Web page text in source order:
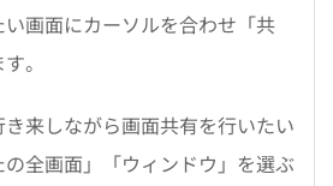
画面にカーソルを合わせ「共
。
来しながら画面共有を行いたい
全画面」「ウィンドウ」を選ぶ